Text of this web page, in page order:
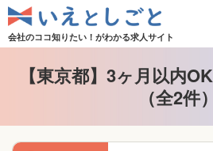
会社のココ知りたい！がわかる求人サイト
【東京都】3ヶ月以内
（全2件）